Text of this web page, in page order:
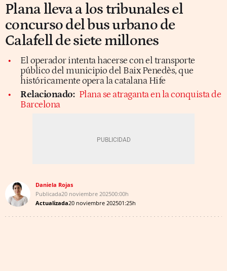
Plana lleva a los tribunales el
concurso del bus urbano de
Calafell de siete millones
El operador intenta hacerse con el transporte
público del municipio del Baix Penedès, que
históricamente opera la catalana Hife
Relacionado: Plana se atraganta en la conquista de
Barcelona
Daniela Rojas
Publicada20 noviembre 202500:00h
Actualizada20 noviembre 202501:25h